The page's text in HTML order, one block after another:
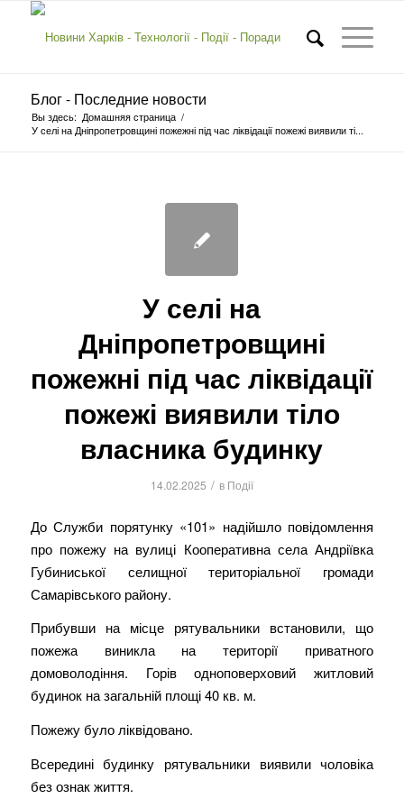
Блог - Последние новости
Вы здесь: Домашняя страница /
У селі на Дніпропетровщині пожежні під час ліквідації пожежі виявили ті...
У селі на
Дніпропетровщині
пожежні під час ліквідації
пожежі виявили тіло
власника будинку
14.02.2025 / в Події
До Служби порятунку «101» надійшло повідомлення
про пожежу на вулиці Кооперативна села Андріївка
Губиниської селищної територіальної громади
Самарівського району.
Прибувши на місце рятувальники встановили, що
пожежа виникла на території приватного
домоволодіння. Горів одноповерховий житловий
будинок на загальній площі 40 кв. м.
Пожежу було ліквідовано.
Всередині будинку рятувальники виявили чоловіка
без ознак життя.